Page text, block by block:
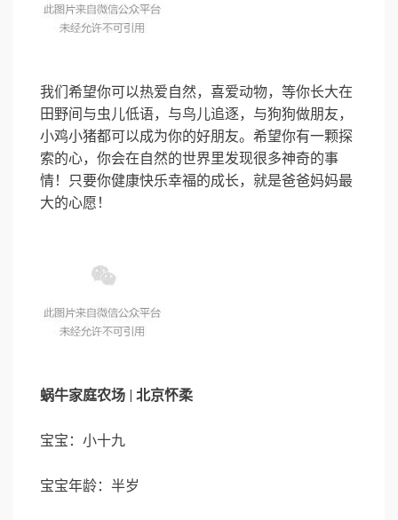
我们希望你可以热爱自然，喜爱动物，等你长大在
田野间与虫儿低语，与鸟儿追逐，与狗狗做朋友，
小鸡小猪都可以成为你的好朋友。希望你有一颗探
索的心，你会在自然的世界里发现很多神奇的事
情！只要你健康快乐幸福的成长，就是爸爸妈妈最
大的心愿！
蜗牛家庭农场 | 北京怀柔
宝宝：小十九
宝宝年龄：半岁